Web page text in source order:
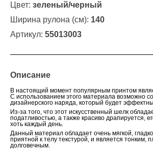
Цвет: зеленый/черный
Ширина рулона (см): 140
Артикул: 55013003
Описание
В настоящий момент популярным принтом
С использованием этого материала возможно
дизайнерского наряда, который будет
Из-за того, что этот искусственный шелк
податливостью, а также красиво драпируется,
хоть каждый день.
Данный материал обладает очень мягкой,
приятной к телу текстурой, и является тонким,
долговечным.